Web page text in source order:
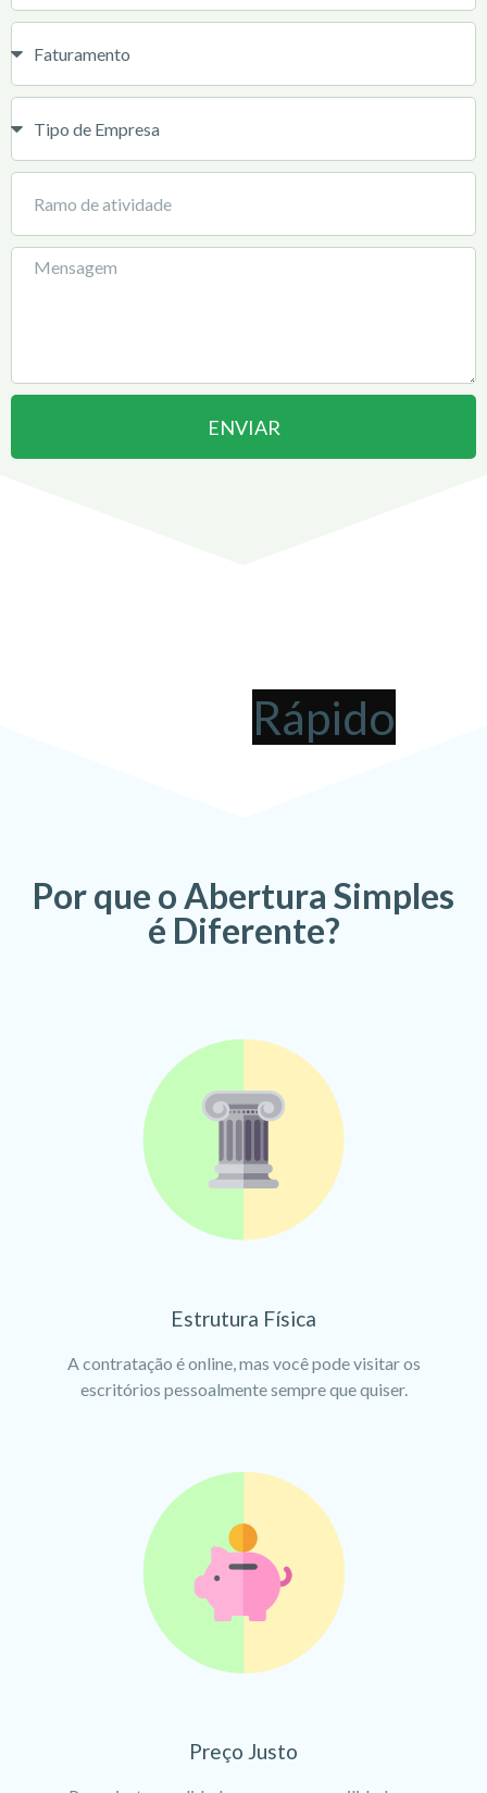
ENVIAR
pode ser !
Por que o Abertura Simples
é Diferente?
Estrutura Física
A contratação é online, mas você pode visitar os
escritórios pessoalmente sempre que quiser.
Preço Justo